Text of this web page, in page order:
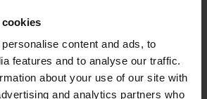
content and ads, to
features and to analyse our traffic.
about your use of our site with
and analytics partners who